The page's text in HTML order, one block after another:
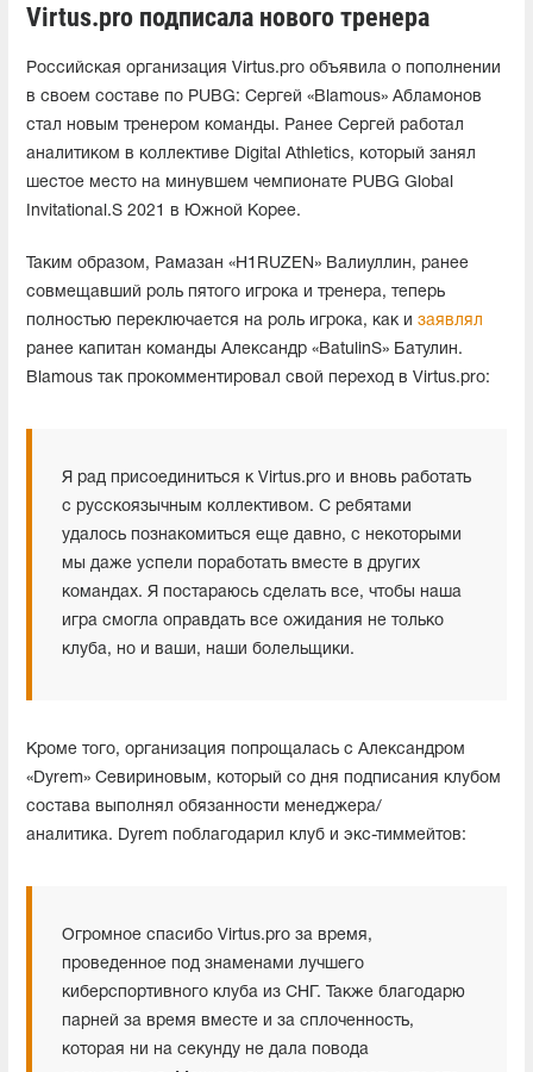
Virtus.pro подписала нового тренера
Российская организация Virtus.pro объявила о пополнении
в своем составе по PUBG: Сергей «Blamous» Абламонов
стал новым тренером команды. Ранее Сергей работал
аналитиком в коллективе Digital Athletics, который занял
шестое место на минувшем чемпионате PUBG Global
Invitational.S 2021 в Южной Корее.
Таким образом, Рамазан «H1RUZEN» Валиуллин, ранее
совмещавший роль пятого игрока и тренера, теперь
полностью переключается на роль игрока, как и заявлял
ранее капитан команды Александр «BatulinS» Батулин.
Blamous так прокомментировал свой переход в Virtus.pro:
Я рад присоединиться к Virtus.pro и вновь работать
с русскоязычным коллективом. С ребятами
удалось познакомиться еще давно, с некоторыми
мы даже успели поработать вместе в других
командах. Я постараюсь сделать все, чтобы наша
игра смогла оправдать все ожидания не только
клуба, но и ваши, наши болельщики.
Кроме того, организация попрощалась с Александром
«Dyrem» Севириновым, который со дня подписания клубом
состава выполнял обязанности менеджера/
аналитика. Dyrem поблагодарил клуб и экс-тиммейтов:
Огромное спасибо Virtus.pro за время,
проведенное под знаменами лучшего
киберспортивного клуба из СНГ. Также благодарю
парней за время вместе и за сплоченность,
которая ни на секунду не дала повода